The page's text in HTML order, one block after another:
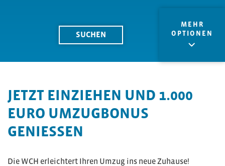
MEHR
OPTIONEN
JETZT EINZIEHEN UND 1.000
EURO UMZUGBONUS
GENIESSEN
Die WCH erleichtert Ihren Umzug ins neue Zuhause!